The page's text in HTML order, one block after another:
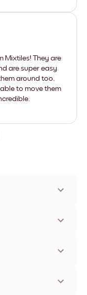
Mixtiles! They are
are super easy
around too.
to move them
opciones sin
un número de